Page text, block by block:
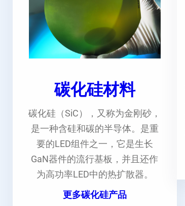
碳化硅材料
碳化硅（SiC），又称为金刚砂，
是一种含硅和碳的半导体。是重
要的LED组件之一，它是生长
GaN器件的流行基板，并且还作
为高功率LED中的热扩散器。
更多碳化硅产品